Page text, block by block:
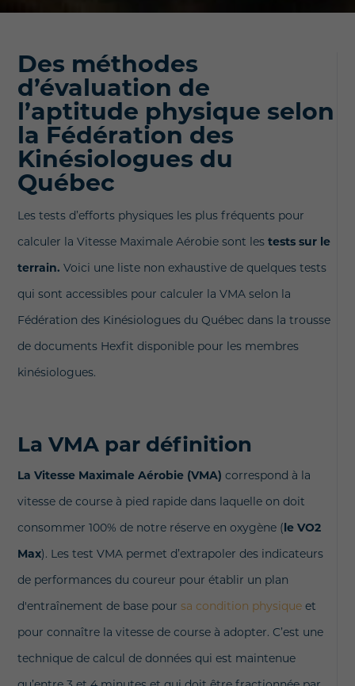
Des méthodes
d’évaluation de
l’aptitude physique selon
la Fédération des
Kinésiologues du
Québec
Les tests d’efforts physiques les plus fréquents pour
calculer la Vitesse Maximale Aérobie sont les tests sur le
terrain. Voici une liste non exhaustive de quelques tests
qui sont accessibles pour calculer la VMA selon la
Fédération des Kinésiologues du Québec dans la trousse
de documents Hexfit disponible pour les membres
kinésiologues.
La VMA par définition
La Vitesse Maximale Aérobie (VMA)correspond à la
vitesse de course à pied rapide dans laquelle on doit
consommer 100% de notre réserve en oxygène (le VO2
Max). Les test VMA permet d’extrapoler des indicateurs
de performances du coureur pour établir un plan
d'entraînement de base pour sa condition physiqueet
pour connaître la vitesse de course à adopter. C’est une
technique de calcul de données qui est maintenue